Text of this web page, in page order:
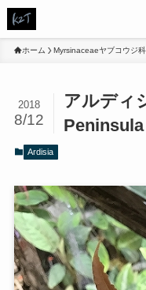
ホーム Myrsinaceaeヤブコウジ科
アルディ
Peninsula
2018
8/12
Ardisia